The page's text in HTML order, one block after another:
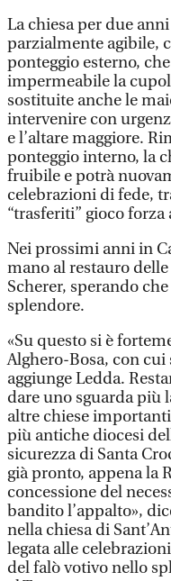
La chiesa per due
parzialmente agibile,
ponteggio esterno,
impermeabile la
sostituite anche le
intervenire con
e l’altare maggiore.
ponteggio interno, la
fruibile e potrà
celebrazioni di fede,
“trasferiti” gioco forza
Nei prossimi anni in
mano al restauro
Scherer, sperando
splendore.
«Su questo si è
Alghero-Bosa, con
aggiunge Ledda.
dare uno sguarda più
altre chiese
più antiche diocesi
sicurezza di Santa
già pronto, appena la
concessione del
bandito l’appalto»,
nella chiesa di
legata alle
del falò votivo nello